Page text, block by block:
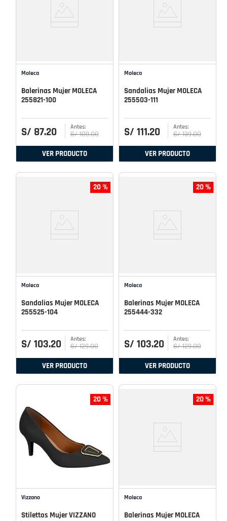
Moleca
Balerinas Mujer MOLECA
255821-100
S/ 87.20 S/ 109.00
VER PRODUCTO
Moleca
Sandalias Mujer MOLECA
255503-111
S/ 111.20 S/ 139.00
VER PRODUCTO
20 %
Moleca
Sandalias Mujer MOLECA
255525-104
S/ 103.20 S/ 129.00
VER PRODUCTO
20 %
Moleca
Balerinas Mujer MOLECA
255444-332
S/ 103.20 S/ 129.00
VER PRODUCTO
20 %
Vizzano
Stilettos Mujer VIZZANO
20 %
Moleca
Balerinas Mujer MOLECA